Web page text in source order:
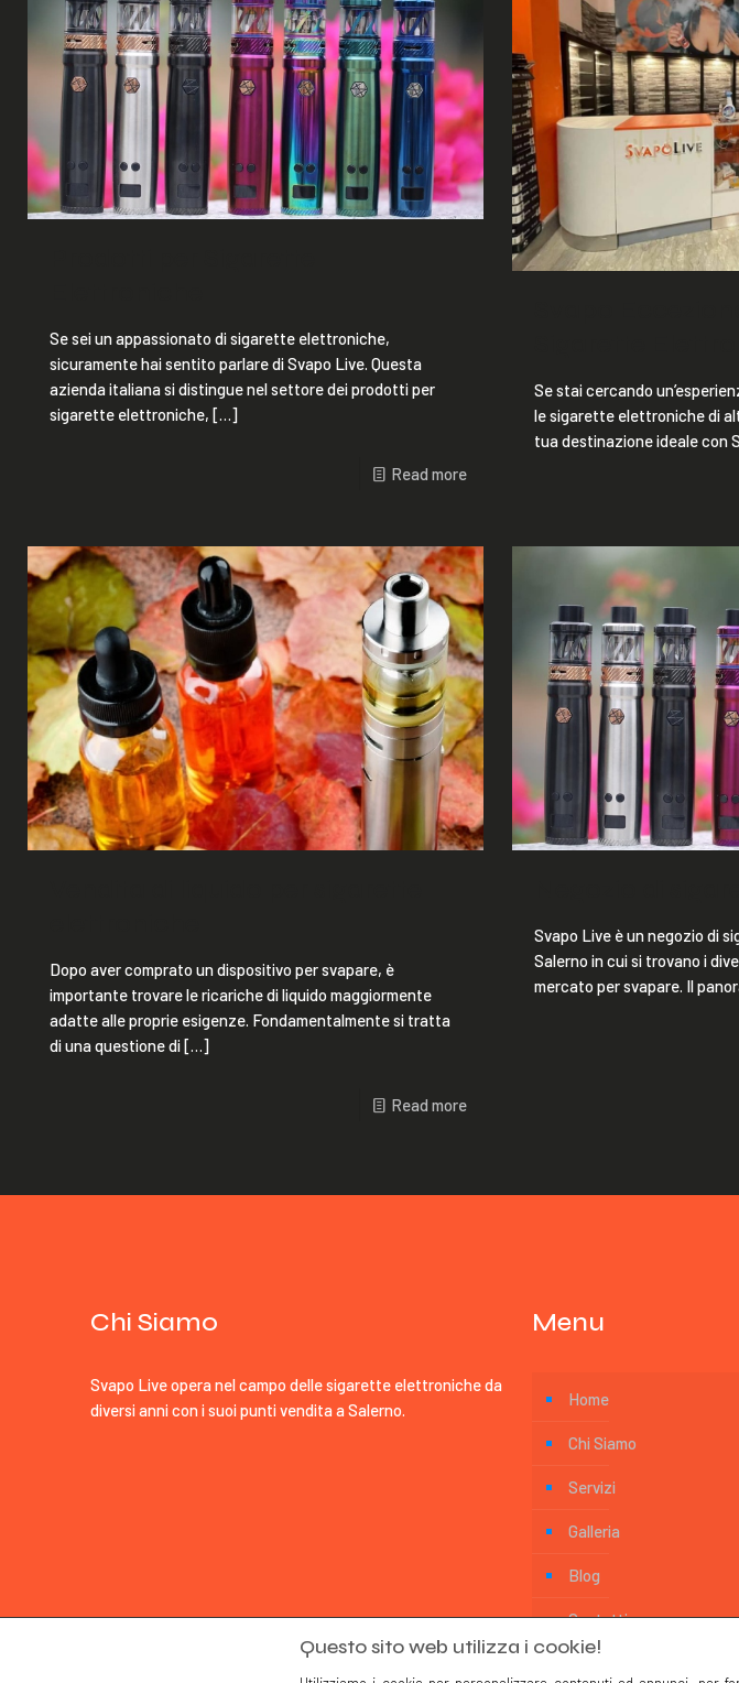
Se sei un appassionato di sigarette elettroniche,
sicuramente hai sentito parlare di Svapo Live. Questa
azienda italiana si distingue nel settore dei prodotti per
sigarette elettroniche, […]
Read more
Se stai cercando
le sigarette elettroniche di
tua destinazione ideale con
Dopo aver comprato un dispositivo per svapare, è
importante trovare le ricariche di liquido maggiormente
adatte alle proprie esigenze. Fondamentalmente si tratta
di una questione di[…]
Read more
Svapo Live è un negozio di
Salerno in cui si trovano i
mercato per svapare. Il
Chi Siamo
Svapo Live opera nel campo delle sigarette elettroniche da
diversi anni con i suoi punti vendita a Salerno.
Menu
Home
Chi Siamo
Servizi
Galleria
Blog
Contatti
Questo sito web utilizza i cookie!